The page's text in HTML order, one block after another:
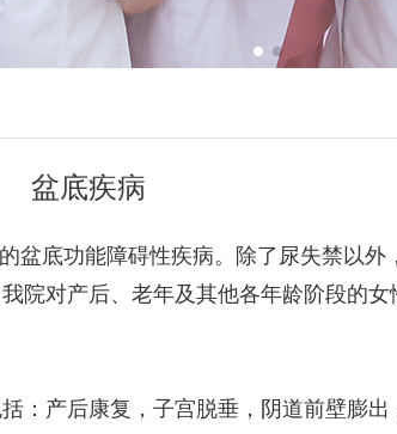
盆底疾病
盆底功能障碍性疾病。除了尿失禁以外
院对产后、老年及其他各年龄阶段的
：产后康复，子宫脱垂，阴道前壁膨